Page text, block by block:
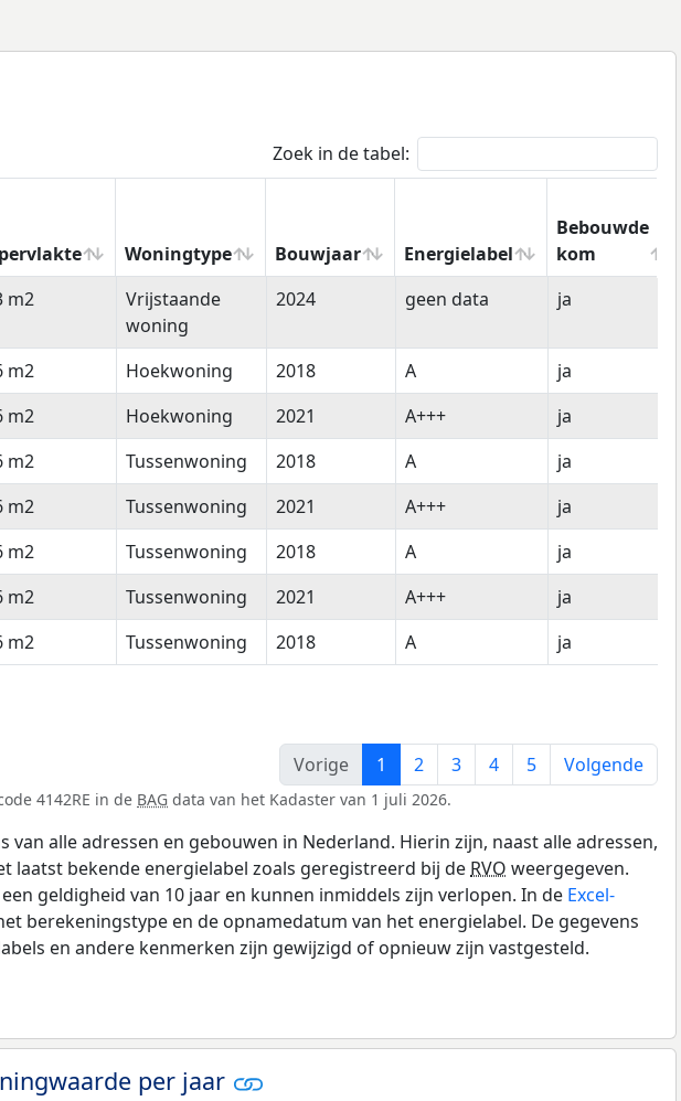
Zoek in de tabel:
Woningtype Bouwjaar Energielabel
Bebouwde
kom
Woningtype Bouwjaar Energielabel
Bebouwde
kom
m2
Vrijstaande
woning
2024 geen data ja
m2 Hoekwoning 2018 A
ja
m2 Hoekwoning 2021 A+++
ja
m2 Tussenwoning 2018 A
ja
m2 Tussenwoning 2021 A+++
ja
m2 Tussenwoning 2018 A
ja
m2 Tussenwoning 2021 A+++
ja
m2 Tussenwoning 2018 A ja
Vorige
1 2 3 4 5 Volgende
4142RE in de BAG data van het Kadaster van 1 juli 2026.
alle adressen en gebouwen in Nederland. Hierin zijn, naast alle adressen,
laatst bekende energielabel zoals geregistreerd bij de RVO weergegeven.
geldigheid van 10 jaar en kunnen inmiddels zijn verlopen. In de Excel-
berekeningstype en de opnamedatum van het energielabel. De gegevens
en andere kenmerken zijn gewijzigd of opnieuw zijn vastgesteld.
per jaar